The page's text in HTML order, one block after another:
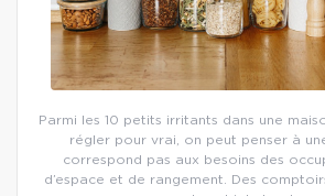
Parmi les 10 petits irritants dans une
régler pour vrai, on peut penser à
correspond pas aux besoins des
d’espace et de rangement. Des